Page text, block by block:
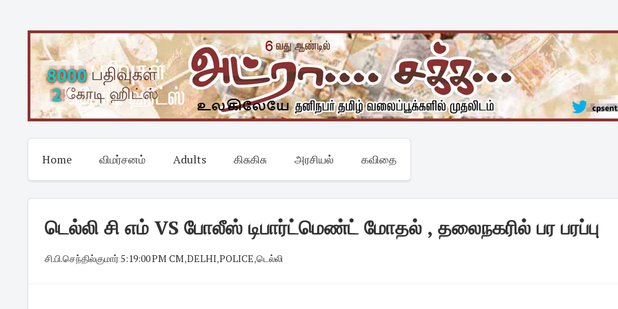
content
Home விமர்சனம் Adults கிசுகிசு அரசியல் கவிதை
டெல்லி சி எம் VS போலீஸ் டிபார்ட்மெண்ட் மோதல் , தலைநகரில் பர பரப்பு
சி.பி.செந்தில்குமார்·5:19:00 PM ·CM,DELHI,POLICE,டெல்லி